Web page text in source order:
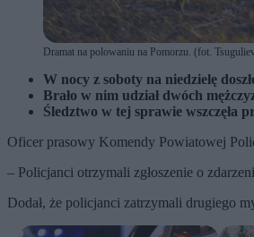
Dramat na polowaniu na Pomorzu. (fot.
W nocy z soboty na niedzielę
Brało w nim udział dwóch
Śledztwo w tej sprawie
Oficer prasowy Komendy Powiatowej
– Policjanci otrzymali zgłoszenie o
Dodał, że policjanci zatrzymali drugiego